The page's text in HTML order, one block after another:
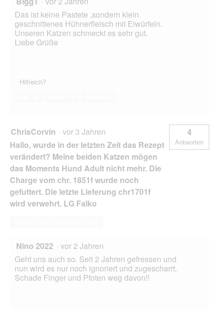
Das ist keine Pastete ,sondern klein
geschnittenes Hühnerfleisch mit Eiwürfeln.
Unseren Katzen schmeckt es sehr gut.
Liebe Grüße
Hilfreich?
ChrisCorvin · vor 3 Jahren
Hallo, wurde in der letzten Zeit das Rezept
verändert? Meine beiden Katzen mögen
das Moments Hund Adult nicht mehr. Die
Charge vom chr. 1851f wurde noch
gefuttert. Die letzte Lieferung chr1701f
wird verwehrt. LG Falko
4
Antworten
Nino 2022 · vor 2 Jahren
Geht uns auch so. Seit 2 Jahren gefressen und
nun wird es nur noch ignoriert und zugescharrt.
Schade Finger und Pfoten weg davon!!